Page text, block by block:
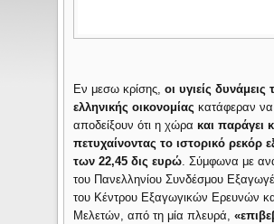
Εν μεσω κρίσης,οι υγιείς δυνάμεις
ελληνικής οικονομίας κατάφεραν να
αποδείξουν ότι η χώρα και παράγει
πετυχαίνοντας το ιστορικό ρεκόρ
των 22,45 δις ευρώ. Σύμφωνα με
του Πανελληνίου Συνδέσμου
του Κέντρου Εξαγωγικών Ερευνών
Μελετών, από τη μία πλευρά,